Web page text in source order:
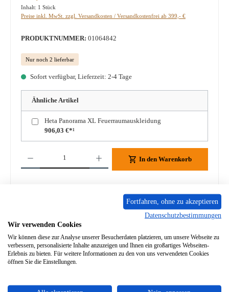
Inhalt: 1 Stück
Preise inkl. MwSt. zzgl. Versandkosten / Versandkostenfrei ab 399,- €
PRODUKTNUMMER: 01064842
Nur noch 2 lieferbar
Sofort verfügbar, Lieferzeit: 2-4 Tage
Ähnliche Artikel
Heta Panorama XL Feuerraumauskleidung
906,03 €*¹
In den Warenkorb
Frage zum Produkt
Original Rückwandstein rechts für den Kaminofen Heta
Fortfahren, ohne zu akzeptieren
Datenschutzbestimmungen
Wir verwenden Cookies
Wir können diese zur Analyse unserer Besucherdaten platzieren, um unsere Webseite zu
verbessern, personalisierte Inhalte anzuzeigen und Ihnen ein großartiges Webseiten-
Erlebnis zu bieten. Für weitere Informationen zu den von uns verwendeten Cookies
öffnen Sie die Einstellungen.